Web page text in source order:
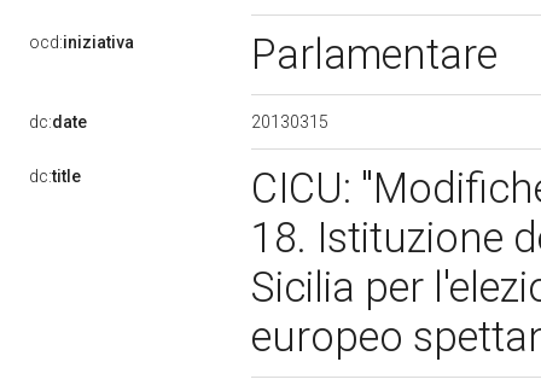
ocd:iniziativa Parlamentare
dc:date 20130315
dc:title
CICU:
18. Istituzione
Sicilia per
europeo